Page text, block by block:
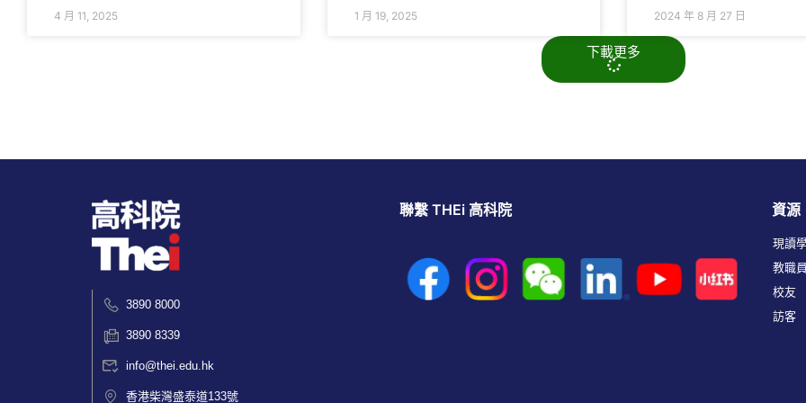
4 月 11, 2025 1 月 19, 2025 2024 年 8 月 27 日
下載更多
3890 8000
3890 8339
info@thei.edu.hk
香港柴灣盛泰道133號
聯繫 THEi 高科院 資源
現讀
教職員
校友
訪客